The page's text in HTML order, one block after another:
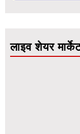
लाइव शेयर